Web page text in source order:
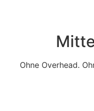
Ohne Overhead.